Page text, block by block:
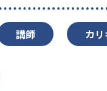
講師 カ